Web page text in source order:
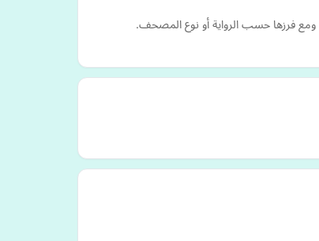
فرزها حسب الرواية أو نوع المصحف.